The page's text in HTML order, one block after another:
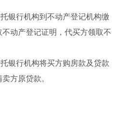
行机构到不动产登记机构缴
动产登记证明，代买方领取不
行机构将买方购房款及贷款
方原贷款。